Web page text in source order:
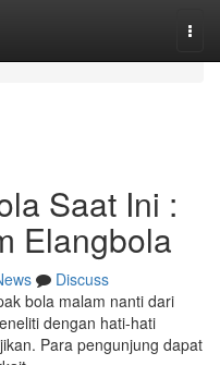
Saat Ini :
Elangbola
Discuss
bola malam nanti dari
dengan hati-hati
Para pengunjung dapat